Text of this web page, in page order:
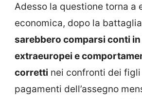
Adesso la questione torna a
economica, dopo la
sarebbero comparsi conti in
extraeuropei e
corretti nei confronti dei
pagamenti dell’assegno